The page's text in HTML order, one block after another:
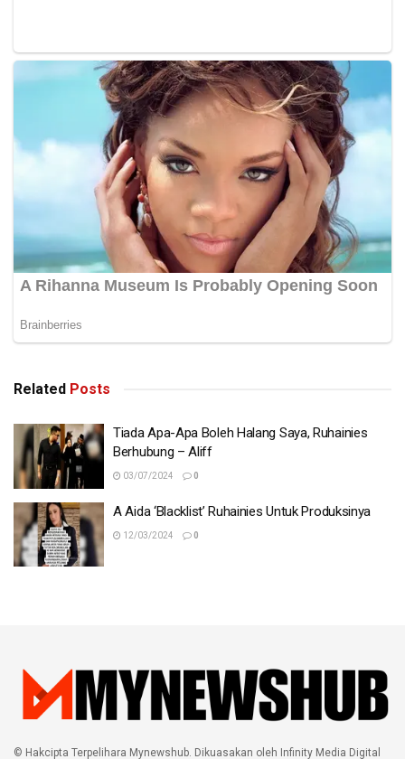
Related Posts
Tiada Apa-Apa Boleh Halang Saya, Ruhainies
Berhubung – Aliff
03/07/2024 0
A Aida ‘Blacklist’ Ruhainies Untuk Produksinya
12/03/2024 0
© Hakcipta Terpelihara Mynewshub. Dikuasakan oleh Infinity Media Digital